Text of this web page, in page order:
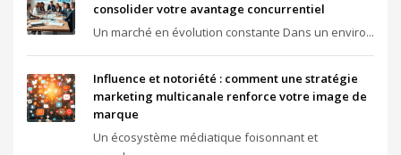
consolider votre avantage concurrentiel
Un marché en évolution constante Dans un enviro...
Influence et notoriété : comment une stratégie
marketing multicanale renforce votre image de
marque
Un écosystème médiatique foisonnant et